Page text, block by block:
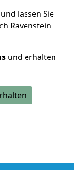
lassen Sie
Ravenstein
und erhalten